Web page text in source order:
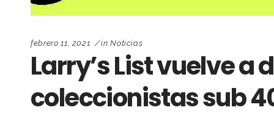
febrero 11, 2021 in Noticias
Larry’s List vuelve a
coleccionistas sub